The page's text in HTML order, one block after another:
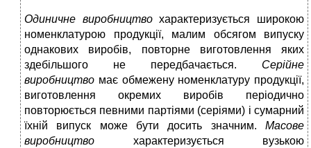
Одиничне виробництвохарактеризується широкою
номенклатурою продукції, малим обсягом випуску
однакових виробів, повторне виготовлення яких
здебільшого не передбачається. Серійне
виробництво має обмежену номенклатуру продукції,
виготовлення окремих виробів періодично
повторюється певними партіями (серіями) і сумарний
їхній випуск може бути досить значним. Масове
виробництво характеризується вузькою